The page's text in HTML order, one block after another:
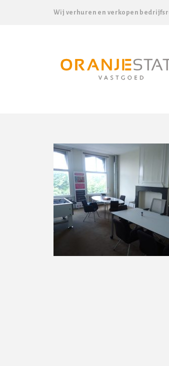
Wij verhuren en verkopen